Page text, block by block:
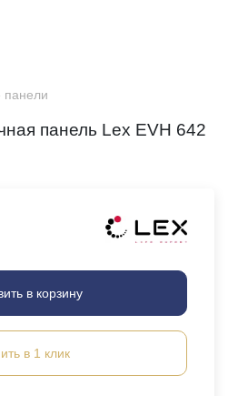
панели
панель Lex EVH 642
в корзину
в 1 клик